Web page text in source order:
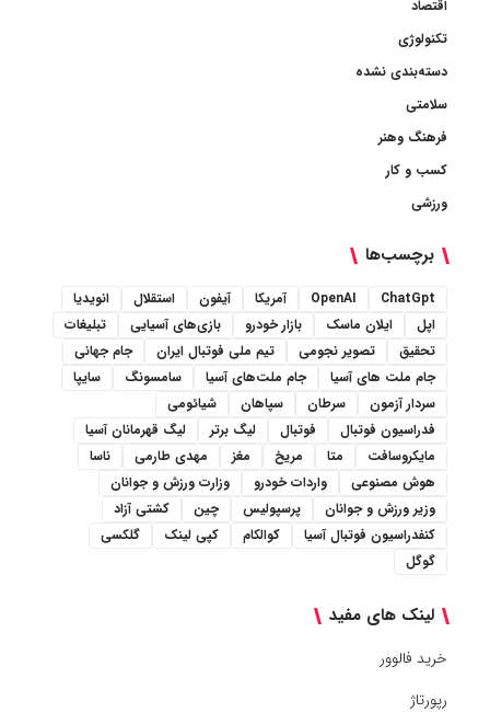
اقتصاد
تکنولوژی
دسته‌بندی نشده
سلامتی
فرهنگ وهنر
کسب و کار
ورزشی
برچسب‌ها
ChatGpt
OpenAI آمریکا آیفون استقلال
انویدیا
اپل
ایلان ماسک بازار خودرو بازی‌های آسیایی
تبلیغات
تحقیق
تصویر نجومی تیم ملی فوتبال ایران
جام جهانی
جام ملت های آسیا
جام ملت‌های آسیا سامسونگ
سایپا
سردار آزمون
سرطان سپاهان
شیائومی
فدراسیون فوتبال
فوتبال لیگ برتر
لیگ قهرمانان آسیا
مایکروسافت
متا مریخ مغز مهدی طارمی
ناسا
هوش مصنوعی
واردات خودرو
وزارت ورزش و جوانان
وزیر ورزش و جوانان
پرسپولیس چین
کشتی آزاد
کنفدراسیون فوتبال آسیا
کوالکام کپی لینک
گلکسی
گوگل
لینک های مفید
خرید فالوور
رپورتاژ